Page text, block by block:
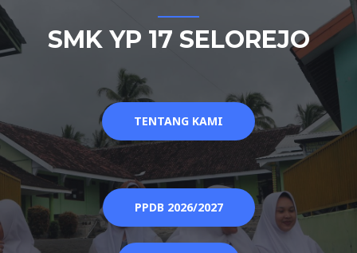
SMK YP 17 SELOREJO
TENTANG KAMI
PPDB 2026/2027